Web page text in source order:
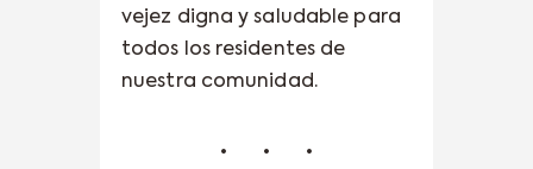
vejez digna y saludable para
todos los residentes de
nuestra comunidad.